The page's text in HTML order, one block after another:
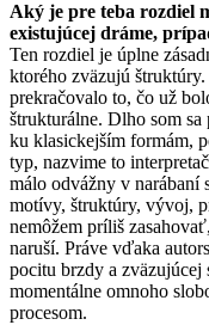
Aký je pre teba rozdiel
existujúcej dráme,
Ten rozdiel je úplne
ktorého zväzujú
prekračovalo to, čo už
štrukturálne. Dlho som
ku klasickejším formám,
typ, nazvime to
málo odvážny v narábaní
motívy, štruktúry, vývoj,
nemôžem príliš
naruší. Práve vďaka
pocitu brzdy a zväzujúcej
momentálne omnoho
procesom.